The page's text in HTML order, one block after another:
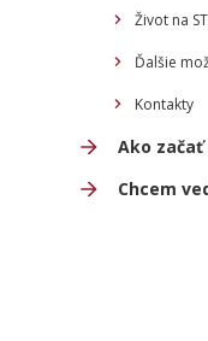
Život na
Ďalšie
Kontakty
Ako
Chcem